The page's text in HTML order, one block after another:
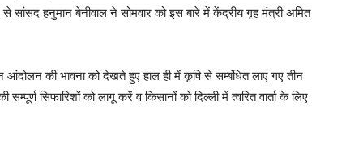
हनुमान बेनीवाल ने सोमवार को इस बारे में केंद्रीय गृह मंत्री अमित
की भावना को देखते हुए हाल ही में कृषि से सम्बंधित लाए गए तीन
सिफारिशों को लागू करें व किसानों को दिल्ली में त्वरित वार्ता के लिए